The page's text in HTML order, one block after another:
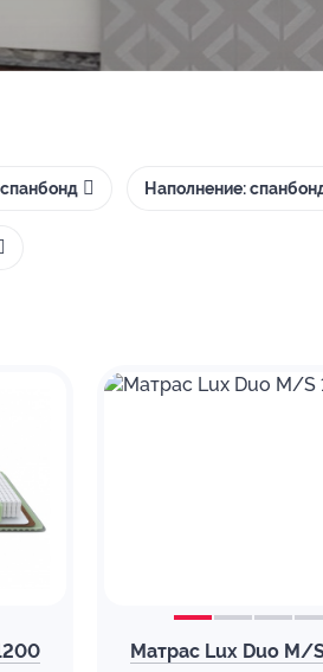
Наполнение:
Матрас Lux Duo M/